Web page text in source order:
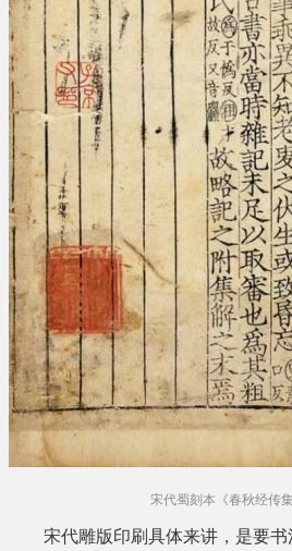
宋代蜀刻本《春秋经传
宋代雕版印刷具体来讲，是要